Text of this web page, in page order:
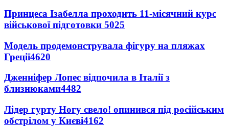
Принцеса Ізабелла проходить 11-місячний курс
військової підготовки 5025
Модель продемонструвала фігуру на пляжах
Греції4620
Дженніфер Лопес відпочила в Італії з
близнюками4482
Лідер гурту Ногу свело! опинився під російським
обстрілом у Києві4162